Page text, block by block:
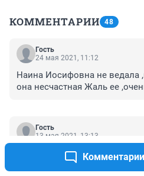
Комментарии
КОММЕНТАРИИ 48
Гость
24 мая 2021, 11:12
Наина Иосифовна не ведала
она несчастная Жаль ее
Гость
13 мая 2021, 13:13
Я о них и слышать не хочу.
коммунист, а как начался